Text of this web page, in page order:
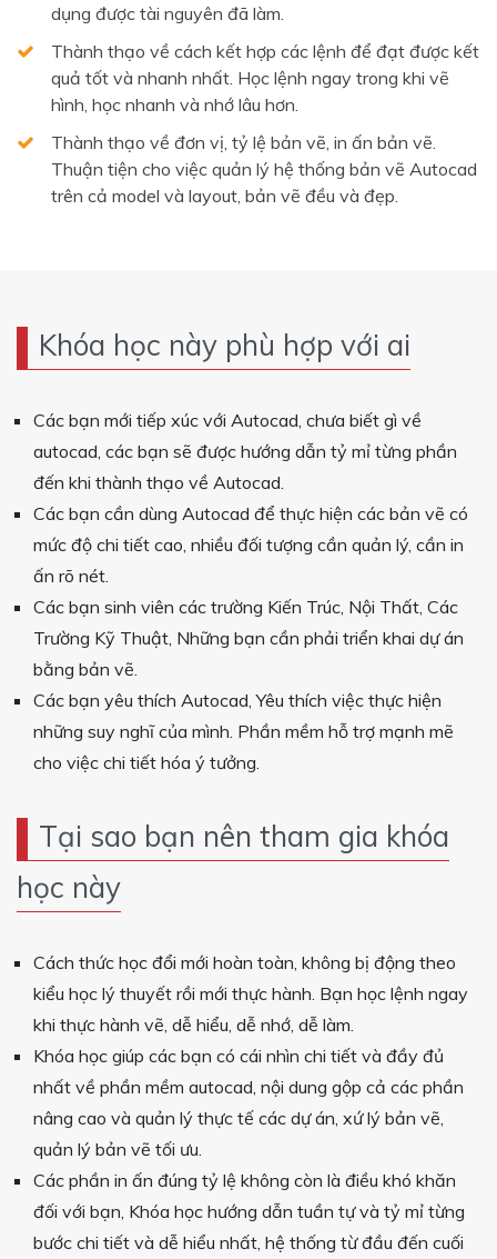
dụng được tài nguyên đã làm.
Thành thạo về cách kết hợp các lệnh để đạt được kết
quả tốt và nhanh nhất. Học lệnh ngay trong khi vẽ
hình, học nhanh và nhớ lâu hơn.
Thành thạo về đơn vị, tỷ lệ bản vẽ, in ấn bản vẽ.
Thuận tiện cho việc quản lý hệ thống bản vẽ Autocad
trên cả model và layout, bản vẽ đều và đẹp.
Khóa học này phù hợp với ai
Các bạn mới tiếp xúc với Autocad, chưa biết gì về
autocad, các bạn sẽ được hướng dẫn tỷ mỉ từng phần
đến khi thành thạo về Autocad.
Các bạn cần dùng Autocad để thực hiện các bản vẽ có
mức độ chi tiết cao, nhiều đối tượng cần quản lý, cần in
ấn rõ nét.
Các bạn sinh viên các trường Kiến Trúc, Nội Thất, Các
Trường Kỹ Thuật, Những bạn cần phải triển khai dự án
bằng bản vẽ.
Các bạn yêu thích Autocad, Yêu thích việc thực hiện
những suy nghĩ của mình. Phần mềm hỗ trợ mạnh mẽ
cho việc chi tiết hóa ý tưởng.
Tại sao bạn nên tham gia khóa
học này
Cách thức học đổi mới hoàn toàn, không bị động theo
kiểu học lý thuyết rồi mới thực hành. Bạn học lệnh ngay
khi thực hành vẽ, dễ hiểu, dễ nhớ, dễ làm.
Khóa học giúp các bạn có cái nhìn chi tiết và đầy đủ
nhất về phần mềm autocad, nội dung gộp cả các phần
nâng cao và quản lý thực tế các dự án, xứ lý bản vẽ,
quản lý bản vẽ tối ưu.
Các phần in ấn đúng tỷ lệ không còn là điều khó khăn
đối với bạn, Khóa học hướng dẫn tuần tự và tỷ mỉ từng
bước chi tiết và dễ hiểu nhất, hệ thống từ đầu đến cuối